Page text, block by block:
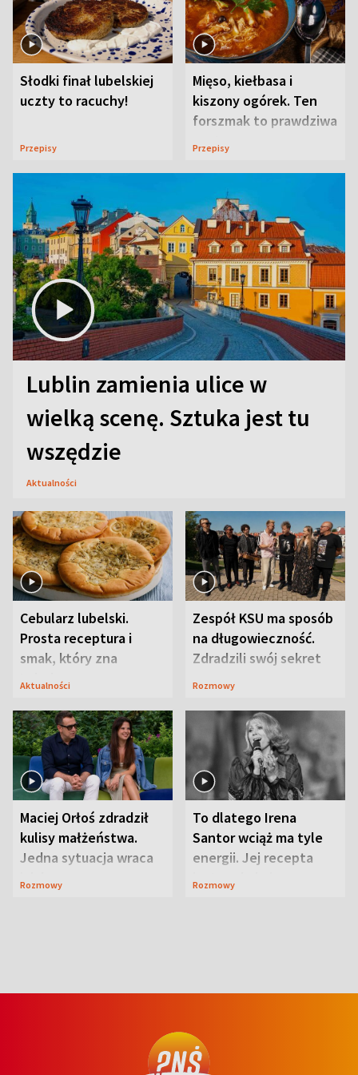
Słodki finał lubelskiej
uczty to racuchy!
Przepisy
Mięso, kiełbasa i
kiszony ogórek. Ten
forszmak to prawdziwa
uczta
Przepisy
Lublin zamienia ulice w
wielką scenę. Sztuka jest tu
wszędzie
Aktualności
Cebularz lubelski.
Prosta receptura i
smak, który zna
Lubelszczyzna
Aktualności
Zespół KSU ma sposób
na długowieczność.
Zdradzili swój sekret
Rozmowy
Maciej Orłoś zdradził
kulisy małżeństwa.
Jedna sytuacja wraca
jak bumerang
Rozmowy
To dlatego Irena
Santor wciąż ma tyle
energii. Jej recepta
jest zaskakująco
Rozmowy